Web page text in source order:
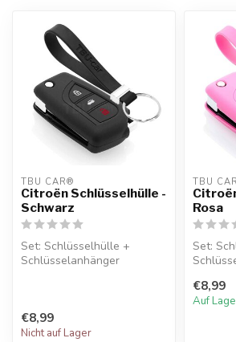
TBU CAR®
Citroën Schlüsselhülle -
Schwarz
Set: Schlüsselhülle +
Schlüsselanhänger
€8,99
Nicht auf Lager
TBU
Rosa
Set:
€8,99
Auf